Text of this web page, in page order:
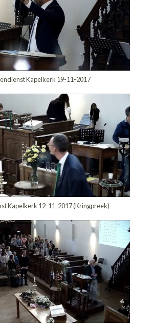
Kapelkerk 19-11-2017
Kapelkerk 12-11-2017 (Kringpreek)